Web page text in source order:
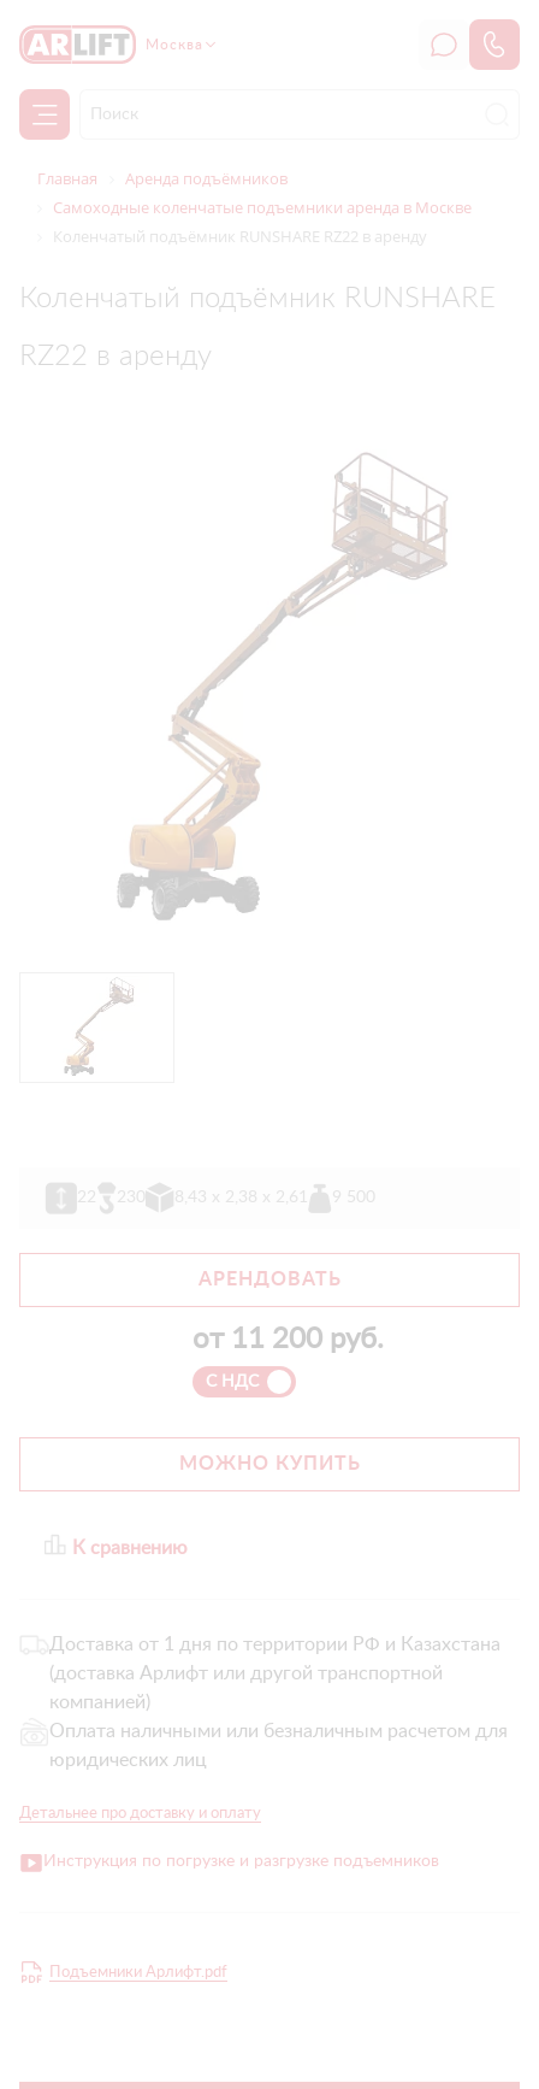
Москва
Главная
Аренда подъёмников
Самоходные коленчатые подъемники аренда в Москве
Коленчатый подъёмник RUNSHARE RZ22 в аренду
Коленчатый подъёмник RUNSHARE
RZ22 в аренду
22 230 8,43 х 2,38 х 2,61 9 500
АРЕНДОВАТЬ
от 11 200 руб.
С НДС
МОЖНО КУПИТЬ
К сравнению
Доставка от 1 дня по территории РФ и Казахстана
(доставка Арлифт или другой транспортной
компанией)
Оплата наличными или безналичным расчетом для
юридических лиц
Детальнее про доставку и оплату
Инструкция по погрузке и разгрузке подъемников
Подъемники Арлифт.pdf